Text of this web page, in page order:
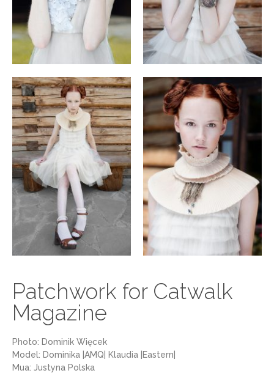
Patchwork for Catwalk
Magazine
Photo: Dominik Więcek
Model: Dominika |AMQ| Klaudia |Eastern|
Mua: Justyna Polska